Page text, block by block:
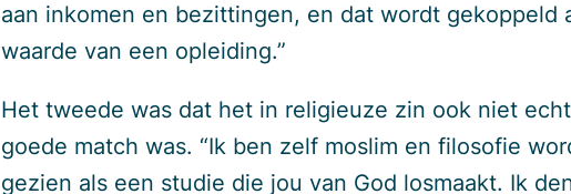
aan inkomen en bezittingen, en dat wordt gekoppeld
waarde van een opleiding.”
Het tweede was dat het in religieuze zin ook niet
goede match was. “Ik ben zelf moslim en filosofie
gezien als een studie die jou van God losmaakt. Ik